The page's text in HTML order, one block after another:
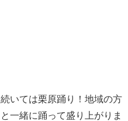
続いては栗原踊り！地域の方
と一緒に踊って盛り上がりま